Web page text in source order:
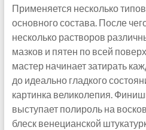
Применяется несколько
основного состава. После
несколько растворов
мазков и пятен по всей
мастер начинает затирать
до идеально гладкого
картинка великолепия.
выступает полироль на
блеск венецианской